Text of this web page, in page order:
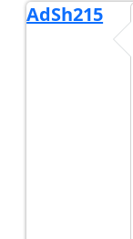
AdSh215